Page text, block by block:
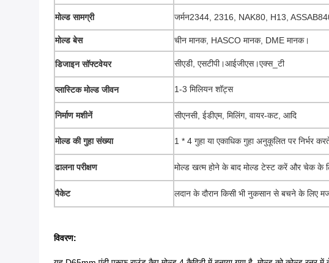
मोल्ड सामग्री जर्मन2344, 2316, NAK80, H13,
मोल्ड बेस चीन मानक, HASCO मानक, DME मानक।
डिजाइन सॉफ्टवेयर सीएडी, एसटीपी।आईजीएस।एक्स_टी
प्लास्टिक मोल्ड जीवन 1-3 मिलियन शॉट्स
निर्माण मशीनें सीएनसी, ईडीएम, मिलिंग, वायर-कट, आदि
मोल्ड की गुहा संख्या 1 * 4 गुहा या एकाधिक गुहा अनुकूलित पर निर्भर
ढालना परीक्षण मोल्ड खत्म होने के बाद मोल्ड टेस्ट करें और चेक के
पैकेट लदान के दौरान किसी भी नुकसान से बचने के लिए
विवरण: